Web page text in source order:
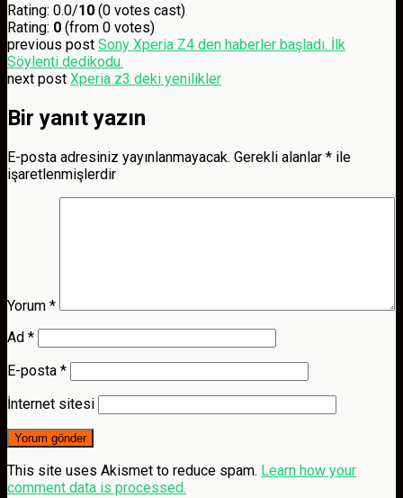
Rating: 0.0/10 (0 votes cast)
Rating: 0 (from 0 votes)
previous post Sony Xperia Z4 den haberler başladı. İlk
Söylenti dedikodu.
next post Xperia z3 deki yenilikler
Bir yanıt yazın
E-posta adresiniz yayınlanmayacak. Gerekli alanlar * ile
işaretlenmişlerdir
Yorum *
Ad *
E-posta *
İnternet sitesi
This site uses Akismet to reduce spam. Learn how your
comment data is processed.